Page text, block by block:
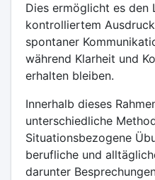
Dies ermöglicht es den
kontrolliertem
spontaner
während Klarheit und
erhalten bleiben.
Innerhalb dieses
unterschiedliche
Situationsbezogene
berufliche und
darunter